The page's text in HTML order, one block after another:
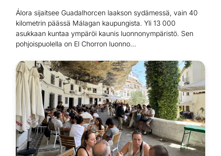
Álora sijaitsee Guadalhorcen laakson sydämessä, vain 40
kilometrin päässä Málagan kaupungista. Yli 13 000
asukkaan kuntaa ympäröi kaunis luonnonympäristö. Sen
pohjoispuolella on El Chorron luonno...